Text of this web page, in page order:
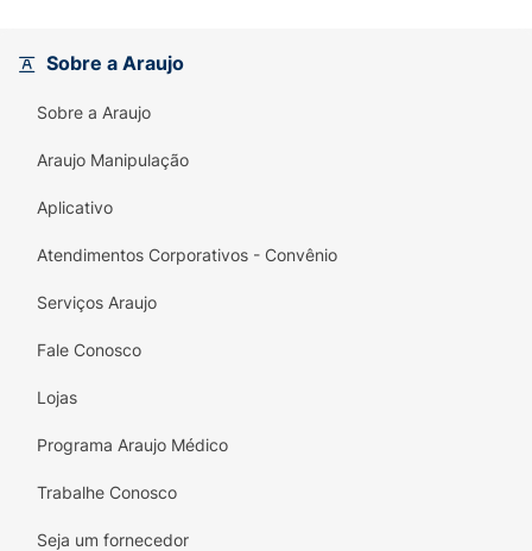
Sobre a Araujo
Sobre a Araujo
Araujo Manipulação
Aplicativo
Atendimentos Corporativos - Convênio
Serviços Araujo
Fale Conosco
Lojas
Programa Araujo Médico
Trabalhe Conosco
Seja um fornecedor